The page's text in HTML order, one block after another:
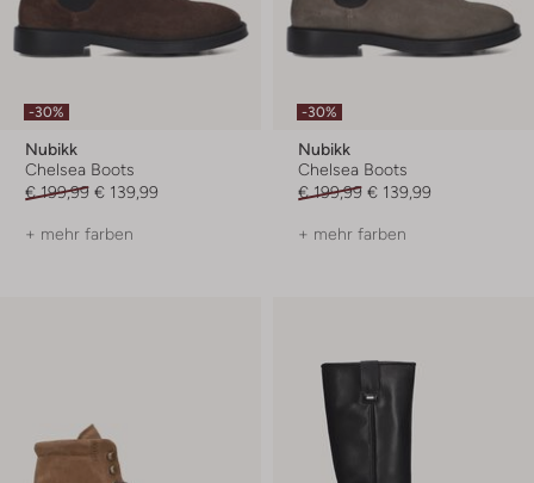
-30%
Nubikk
Chelsea Boots
€ 199,99 € 139,99
+ mehr farben
-30%
Nubikk
Chelsea Boots
€ 199,99 € 139,99
+ mehr farben